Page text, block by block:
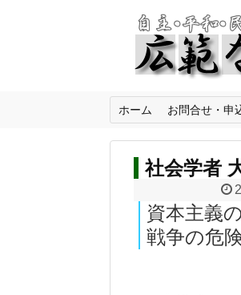
ホーム お問合せ・申
社会学者
資本主義
戦争の危